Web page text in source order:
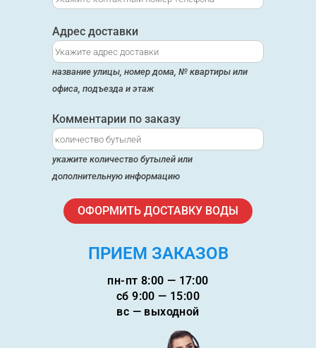
Адрес доставки
название улицы, номер дома, № квартиры или
офиса, подъезда и этаж
Комментарии по заказу
укажите количество бутылей или
дополнительную информацию
ПРИЕМ ЗАКАЗОВ
пн-пт 8:00 — 17:00
сб 9:00 — 15:00
вс — выходной